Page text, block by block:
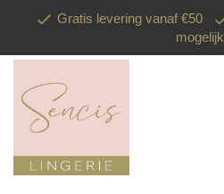
Gratis levering vanaf €50
mogelijk